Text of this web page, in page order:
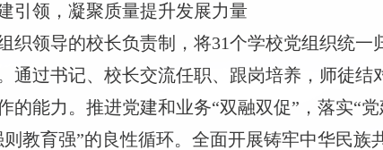
引领，凝聚质量提升发展力量
织领导的校长负责制，将31个学校党组织统一
通过书记、校长交流任职、跟岗培养，师徒
的能力。推进党建和业务“双融双促”，落实“
教育强”的良性循环。全面开展铸牢中华民